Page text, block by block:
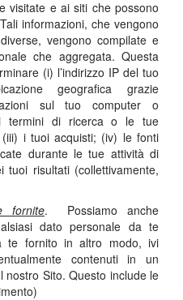
visitate e ai siti che possono
informazioni, che vengono
vengono compilate e
che aggregata. Questa
(i) l’indirizzo IP del tuo
geografica grazie
sul tuo computer o
termini di ricerca o le tue
i tuoi acquisti; (iv) le fonti
durante le tue attività di
tuoi risultati (collettivamente,
fornite. Possiamo anche
dato personale da te
te fornito in altro modo, ivi
contenuti in un
Sito. Questo include le